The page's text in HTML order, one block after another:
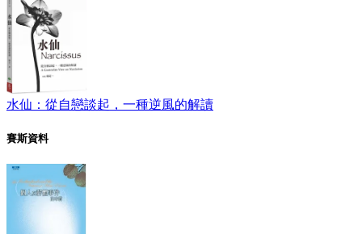
水仙：從自戀談起，一種逆風的解讀
賽斯資料